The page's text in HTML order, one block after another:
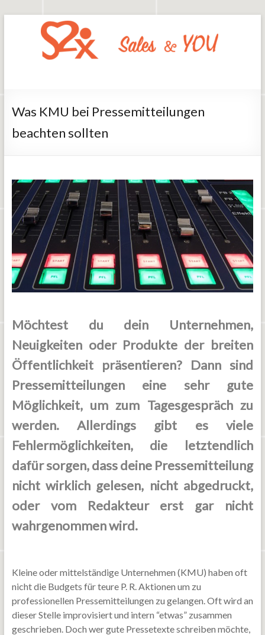
Was KMU bei Pressemitteilungen
beachten sollten
Möchtest du dein Unternehmen,
Neuigkeiten oder Produkte der breiten
Öffentlichkeit präsentieren? Dann sind
Pressemitteilungen eine sehr gute
Möglichkeit, um zum Tagesgespräch zu
werden. Allerdings gibt es viele
Fehlermöglichkeiten, die letztendlich
dafür sorgen, dass deine Pressemitteilung
nicht wirklich gelesen, nicht abgedruckt,
oder vom Redakteur erst gar nicht
wahrgenommen wird.
Kleine oder mittelständige Unternehmen (KMU) haben oft
nicht die Budgets für teure P. R. Aktionen um zu
professionellen Pressemitteilungen zu gelangen. Oft wird an
dieser Stelle improvisiert und intern “etwas” zusammen
geschrieben. Doch wer gute Pressetexte schreiben möchte,